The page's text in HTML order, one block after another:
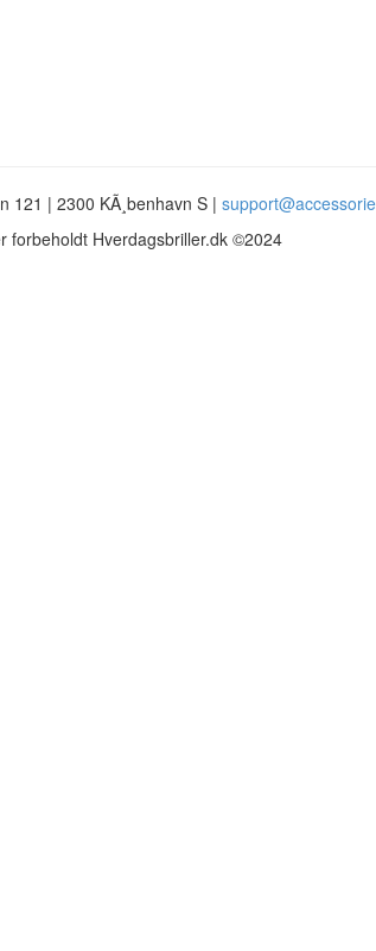
121 | 2300 KÃ¸benhavn S |
forbeholdt Hverdagsbriller.dk ©2024